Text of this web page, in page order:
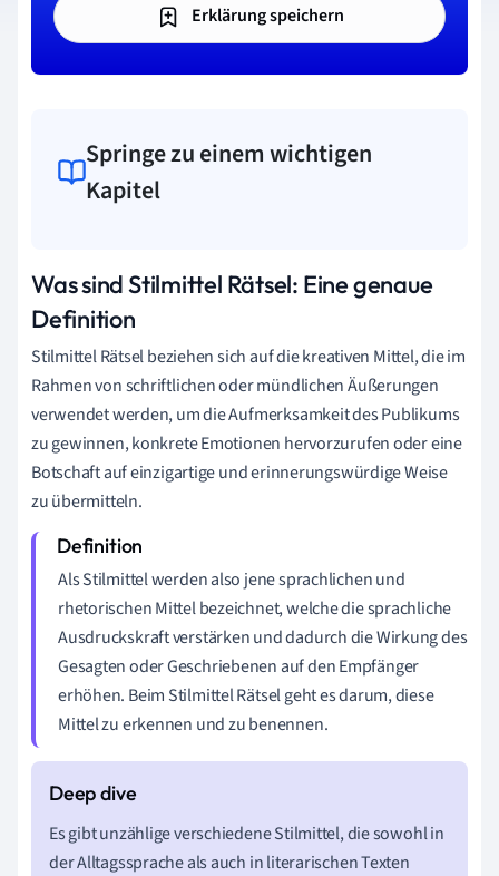
Erklärung speichern
Springe zu einem wichtigen
Kapitel
Was sind Stilmittel Rätsel: Eine genaue
Definition
Stilmittel Rätsel beziehen sich auf die kreativen Mittel, die im
Rahmen von schriftlichen oder mündlichen Äußerungen
verwendet werden, um die Aufmerksamkeit des Publikums
zu gewinnen, konkrete Emotionen hervorzurufen oder eine
Botschaft auf einzigartige und erinnerungswürdige Weise
zu übermitteln.
Als Stilmittel werden also jene sprachlichen und
rhetorischen Mittel bezeichnet, welche die sprachliche
Ausdruckskraft verstärken und dadurch die Wirkung des
Gesagten oder Geschriebenen auf den Empfänger
erhöhen. Beim Stilmittel Rätsel geht es darum, diese
Mittel zu erkennen und zu benennen.
Es gibt unzählige verschiedene Stilmittel, die sowohl in
der Alltagssprache als auch in literarischen Texten